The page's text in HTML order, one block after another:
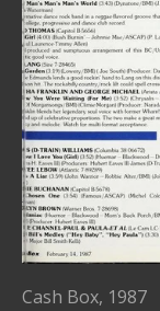
Cash Box, 1987